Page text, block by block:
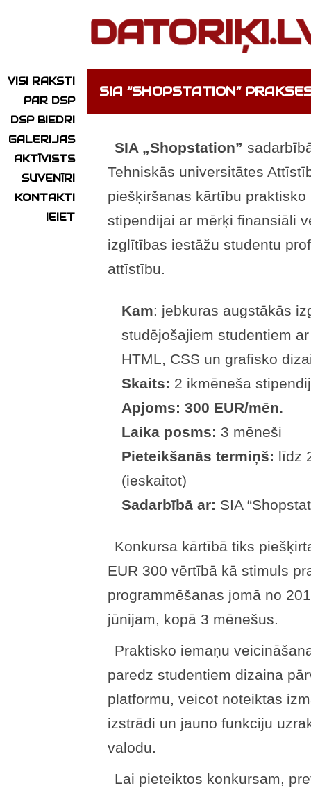
VISI RAKSTI
PAR DSP
DSP BIEDRI
GALERIJAS
AKTĪVISTS
SUVENĪRI
KONTAKTI
IEIET
SIA “SHOPSTATION”
SIA „Shopstation”
Tehniskās universitātes
piešķiršanas kārtību
stipendijai ar mērķi finansiāli
izglītības iestāžu studentu
attīstību.
Kam: jebkuras augstākās
studējošajiem studentiem
HTML, CSS un grafisko
Skaits: 2 ikmēneša
Apjoms: 300 EUR/mēn.
Laika posms: 3 mēneši
Pieteikšanās termiņš: līdz
(ieskaitot)
Sadarbībā ar: SIA
Konkursa kārtībā tiks
EUR 300 vērtībā kā stimuls
programmēšanas jomā no
jūnijam, kopā 3 mēnešus.
Praktisko iemaņu
paredz studentiem dizaina
platformu, veicot noteiktas
izstrādi un jauno funkciju
valodu.
Lai pieteiktos konkursam,